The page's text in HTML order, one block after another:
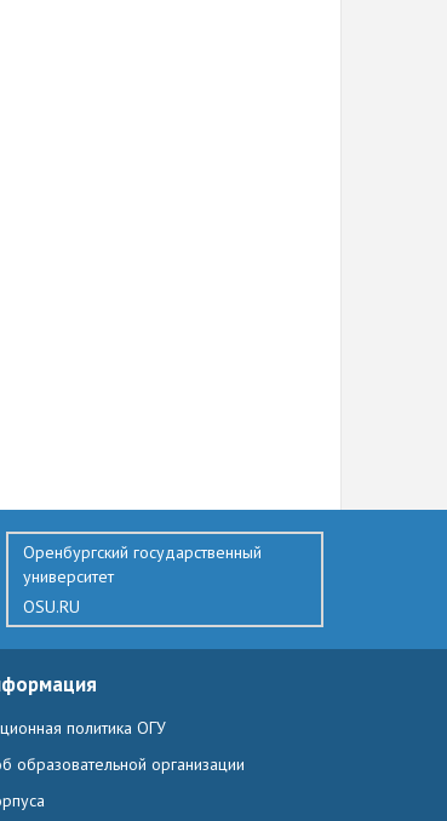
Оренбургский государственный
университет
OSU.RU
политика ОГУ
образовательной организации